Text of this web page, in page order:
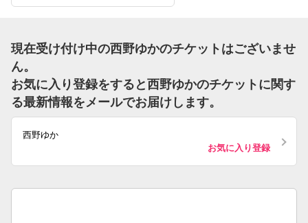
現在受け付け中の西野ゆかのチケットはございませ
ん。
お気に入り登録をすると西野ゆかのチケットに関す
る最新情報をメールでお届けします。
西野ゆか
お気に入り登録